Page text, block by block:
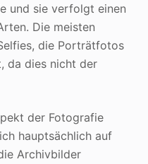
und sie verfolgt einen
Die meisten
die Porträtfotos
da dies nicht der
der Fotografie
hauptsächlich auf
Archivbilder